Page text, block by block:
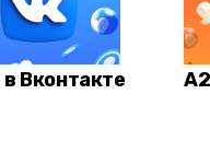
Вконтакте